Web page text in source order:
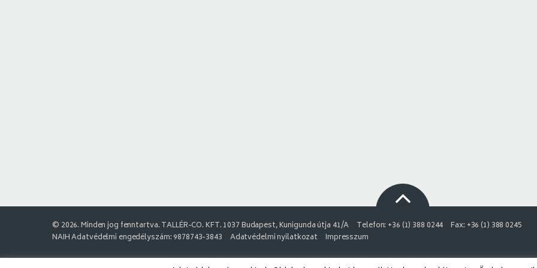
© 2026. Minden jog fenntartva. TALLÉR-CO. KFT. 1037 Budapest, Kunigunda útja 41/A Telefon: +36 (1) 388 0244
Fax: +36 (1) 388 0245
NAIH Adatvédelmi engedélyszám: 9878743-3843
Adatvédelmi nyilatkozat Impresszum